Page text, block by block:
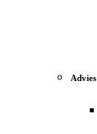
Advies